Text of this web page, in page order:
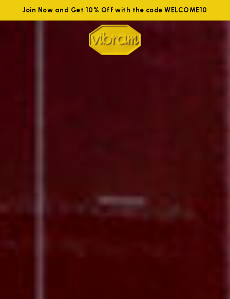
Join Now and Get 10% Off with the code WELCOME10